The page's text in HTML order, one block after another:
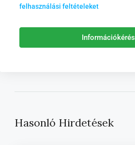
felhasználási feltételeket
Információkérés
Hasonló Hirdetések